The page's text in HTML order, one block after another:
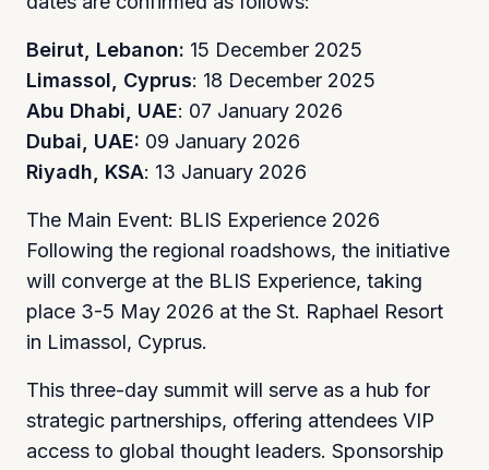
Beirut, Lebanon: 15 December 2025
Limassol, Cyprus: 18 December 2025
Abu Dhabi, UAE: 07 January 2026
Dubai, UAE: 09 January 2026
Riyadh, KSA: 13 January 2026
The Main Event: BLIS Experience 2026
Following the regional roadshows, the initiative
will converge at the BLIS Experience, taking
place 3-5 May 2026 at the St. Raphael Resort
in Limassol, Cyprus.
This three-day summit will serve as a hub for
strategic partnerships, offering attendees VIP
access to global thought leaders. Sponsorship